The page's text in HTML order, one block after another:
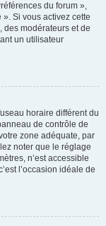
du forum »,
Si vous activez cette
des modérateurs et de
un utilisateur
horaire différent du
de contrôle de
zone adéquate, par
noter que le réglage
n’est accessible
l’occasion idéale de